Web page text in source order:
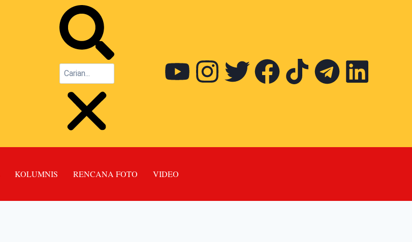
KOLUMNIS RENCANA FOTO VIDEO